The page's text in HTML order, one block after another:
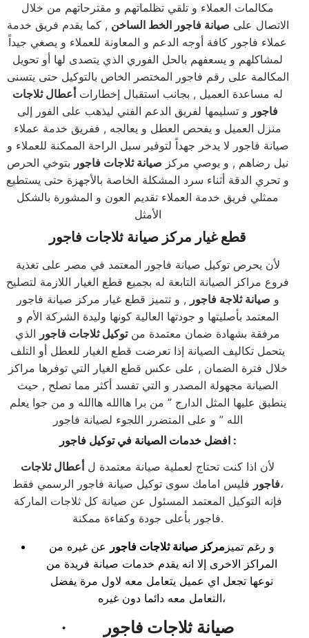
مكالمات العملاء و تلقي تظلماتهم و مقترحاتهم من خلال
الاتصال على صيانة فاجور الخط الساخن , كما يقدم فريق خدمة
عملاء فاجور كافة أوجه الدعم و المعاونة للعملاء و يصغي جيداً
لمشاكلهم و يسعفهم بالحل الفوري الذي يتصدى لها أو تحويل
المكالمة على رقم فاجور المختصر الخاص بالتوكيل حتى يتسنى
له مساعدة العميل , بجانب استقبال إخطارات أعطال ثلاجات
فاجور و تسليمها لفريق الدعم الفني ليذهب على الفور إلى
منزل العميل و يفحص العطل و يعالجه , ففريق خدمة عملاء
صيانة فاجور لا يدخر جهداً لتوفير سبل الراحة الممكنة للعملاء و
نيل رضاهم , و يوصي مركز صيانة ثلاجات فاجور بتوخي الحرص
و تحري الدقة أثناء سرد المشكلة الخاصة بالأجهزة حتى يستطيع
ممثلي فريق خدمة العملاء تقديم العون و المشورة بالشكل
الأمثل
قطع غيار مركز صيانة ثلاجات فاجور
لأن يحرص توكيل صيانة فاجور المعتمد في مصر على تغذية
فروع مراكز الصيانة التابعة له بجميع قطع الغيار اللازمة لتصليح
و صيانة ثلاجة فاجور , و تتميز قطع غيار مركز صيانة فاجور
المعتمد بأصليتها و جودتها العالية كونها وليدة الشركة الأم و
مرفقة بشهادة ضمان معتمدة منتوكيل ثلاجات فاجور الذي
يتحمل تكاليف الصيانة إذا تعرضت قطع الغيار للعطل أو التلف
خلال فترة الضمان , على عكس قطع الغيار التي توفرها مراكز
الصيانة مجهولة المصدر و التي تفسد أكثر مما تصلح , حيث
ينطبق عليها المثل الدارج ” من برا هاالله هاالله و من جوا يعلم
الله ” و على المتضرر اللجوء لصيانة فاجور
افضل خدمات الصيانة في توكيلفاجور
:
لأن اذا كنت تحتاج لعملية صيانة معتمدة ل أعطال ثلاجات
فاجورفليس امامك سوى توكيل صيانة فاجور الرسمي فقط،
فإنه التوكيل المعتمد المسئول عن صيانة كل ثلاجات الماركة
فاجور بأعلى جودة وكفاءة ممكنة.
و رغم تميز مركز صيانة ثلاجات فاجور عن غيره من
المراكز الاخرى إلا انه يقدم خدمات صيانة فريدة من
نوعها تجعل اي عميل يتعامل معه لاول مرة يفضل
التعامل معه دائما دون غيره،
· صيانة ثلاجات فاجور